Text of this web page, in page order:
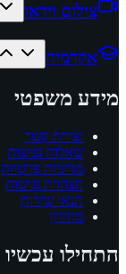
צילום וידאו
אקדמיה
מידע משפטי
יצירת קשר
שאלות נפוצות
מדיניות פרטיות
הצהרת נגישות
תנאי שירות
מחירון
התחילו עכשיו